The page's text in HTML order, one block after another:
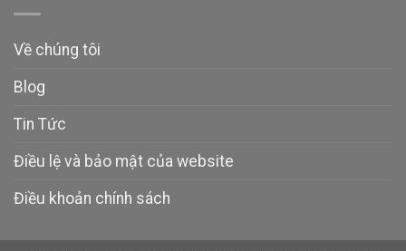
Về chúng tôi
Blog
Tin Tức
Điều lệ và bảo mật của website
Điều khoản chính sách